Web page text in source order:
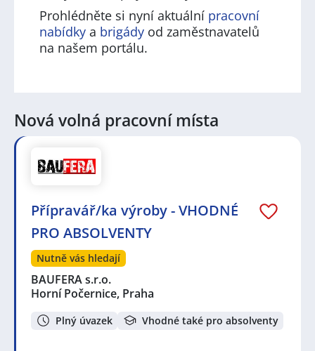
Prohlédněte si nyní aktuální pracovní
nabídky a brigády od zaměstnavatelů
na našem portálu.
Nová volná pracovní místa
Přípravář/ka výroby - VHODNÉ
PRO ABSOLVENTY
Nutně vás hledají
BAUFERA s.r.o.
Horní Počernice, Praha
Plný úvazek Vhodné také pro absolventy